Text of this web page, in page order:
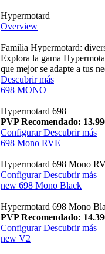
Hypermotard
Overview
Familia Hypermotard:
Explora la gama
que mejor se adapte a tus
Descubrir más
698 MONO
Hypermotard 698
PVP Recomendado:
ConfigurarDescubrir más
698 Mono RVE
Hypermotard 698 Mono
Configurar Descubrir más
new 698 Mono Black
Hypermotard 698 Mono
PVP Recomendado:
Configurar Descubrir más
new V2